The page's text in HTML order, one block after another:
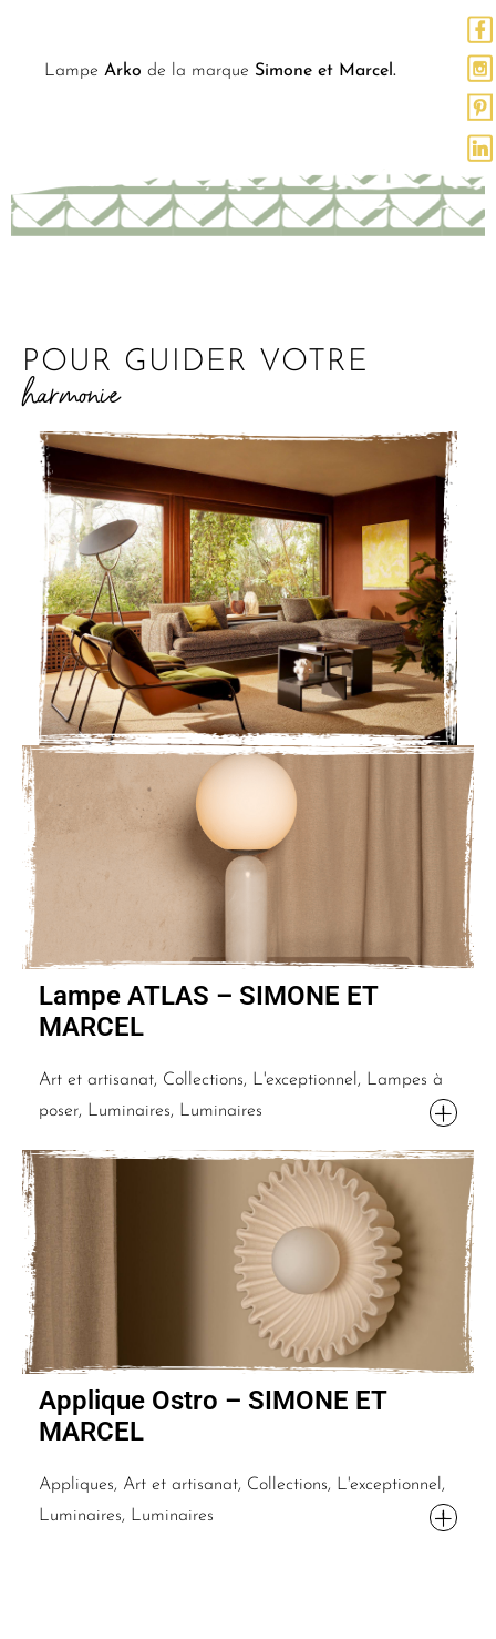
Lampe Arko de la marque Simone et Marcel.
POUR GUIDER VOTRE
harmonie
Lampe ATLAS – SIMONE ET
MARCEL
Art et artisanat, Collections, L'exceptionnel, Lampes à
poser, Luminaires, Luminaires
Applique Ostro – SIMONE ET
MARCEL
Appliques, Art et artisanat, Collections, L'exceptionnel,
Luminaires, Luminaires